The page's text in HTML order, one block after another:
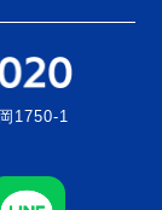
1750-1